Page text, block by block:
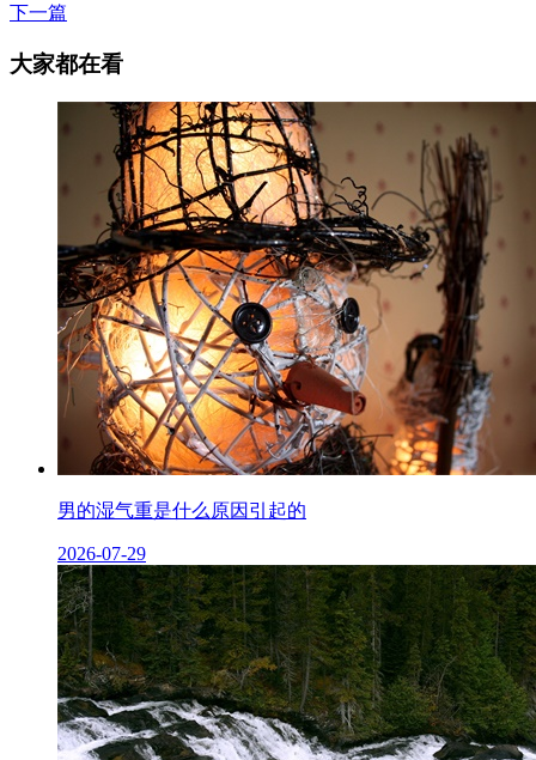
下一篇
大家都在看
男的湿气重是什么原因引起的
2026-07-29